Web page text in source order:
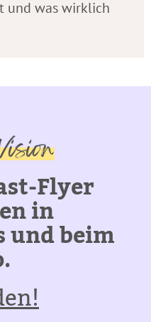
und was wirklich
Flyer
in
und beim